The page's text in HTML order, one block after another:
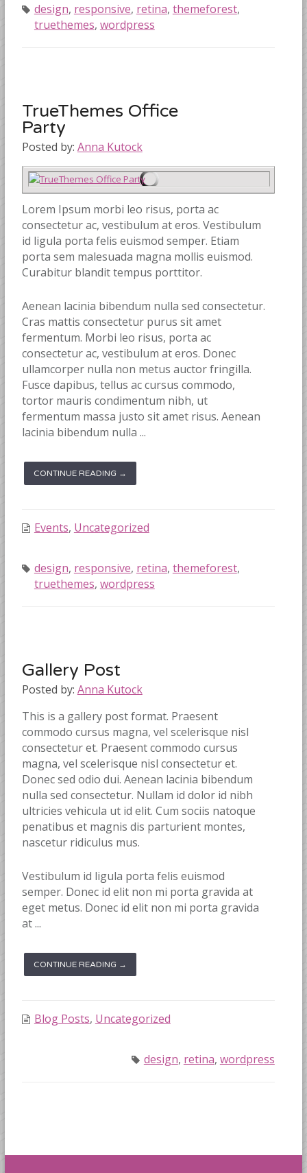
design, responsive, retina, themeforest,
truethemes, wordpress
TrueThemes Office
Party
Posted by: Anna Kutock
Lorem Ipsum morbi leo risus, porta ac
consectetur ac, vestibulum at eros. Vestibulum
id ligula porta felis euismod semper. Etiam
porta sem malesuada magna mollis euismod.
Curabitur blandit tempus porttitor.
Aenean lacinia bibendum nulla sed consectetur.
Cras mattis consectetur purus sit amet
fermentum. Morbi leo risus, porta ac
consectetur ac, vestibulum at eros. Donec
ullamcorper nulla non metus auctor fringilla.
Fusce dapibus, tellus ac cursus commodo,
tortor mauris condimentum nibh, ut
fermentum massa justo sit amet risus. Aenean
lacinia bibendum nulla ...
CONTINUE READING →
Events, Uncategorized
design, responsive, retina, themeforest,
truethemes, wordpress
Gallery Post
Posted by: Anna Kutock
This is a gallery post format. Praesent
commodo cursus magna, vel scelerisque nisl
consectetur et. Praesent commodo cursus
magna, vel scelerisque nisl consectetur et.
Donec sed odio dui. Aenean lacinia bibendum
nulla sed consectetur. Nullam id dolor id nibh
ultricies vehicula ut id elit. Cum sociis natoque
penatibus et magnis dis parturient montes,
nascetur ridiculus mus.
Vestibulum id ligula porta felis euismod
semper. Donec id elit non mi porta gravida at
eget metus. Donec id elit non mi porta gravida
at ...
CONTINUE READING →
Blog Posts, Uncategorized
design, retina, wordpress